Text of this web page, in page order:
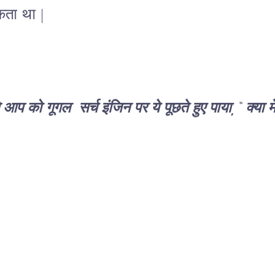
था |
को गूगल  सर्च इंजिन पर ये पूछते हुए पाया, “ क्या